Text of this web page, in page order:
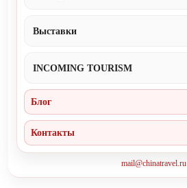
Выставки
INCOMING TOURISM
Блог
Контакты
mail@chinatravel.ru